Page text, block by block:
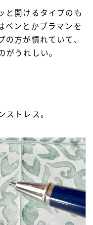
と開けるタイプのも
ペンとかプラマンを
の方が慣れていて、
がうれしい。
ストレス。